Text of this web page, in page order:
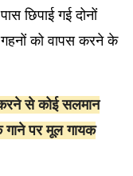
छिपाई गई दोनों
गहनों को वापस करने के
से कोई सलमान
पर मूल गायक